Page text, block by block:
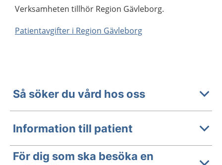
Verksamheten tillhör Region Gävleborg.
Patientavgifter i Region Gävleborg
Så söker du vård hos oss
Information till patient
För dig som ska besöka en